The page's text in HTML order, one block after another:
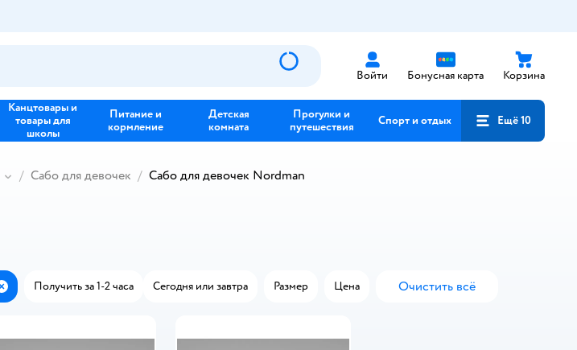
Войти Бонусная карта Корзина
Канцтовары и
товары для
школы
Питание и
кормление
Детская
комната
Прогулки и
путешествия
Спорт и отдых Ещё 10
Сабо для девочек Сабо для девочек Nordman
ЗакрытьПолучить за 1-2 часа Сегодня или завтра Размер Цена Очистить всё